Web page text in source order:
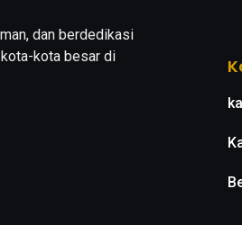
dan berdedikasi
kota besar di